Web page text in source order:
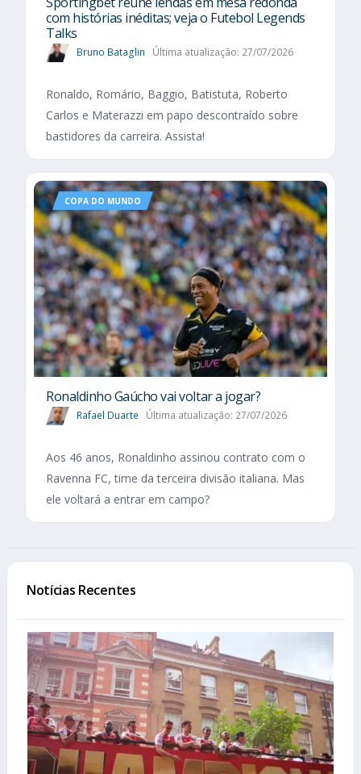
com histórias inéditas; veja o Futebol Legends
Talks
Bruno Bataglin Última atualização: 27/07/2026
Ronaldo, Romário, Baggio, Batistuta, Roberto
Carlos e Materazzi em papo descontraído sobre
bastidores da carreira. Assista!
COPA DO MUNDO
Ronaldinho Gaúcho vai voltar a jogar?
Rafael Duarte Última atualização: 27/07/2026
Aos 46 anos, Ronaldinho assinou contrato com o
Ravenna FC, time da terceira divisão italiana. Mas
ele voltará a entrar em campo?
Notícias Recentes